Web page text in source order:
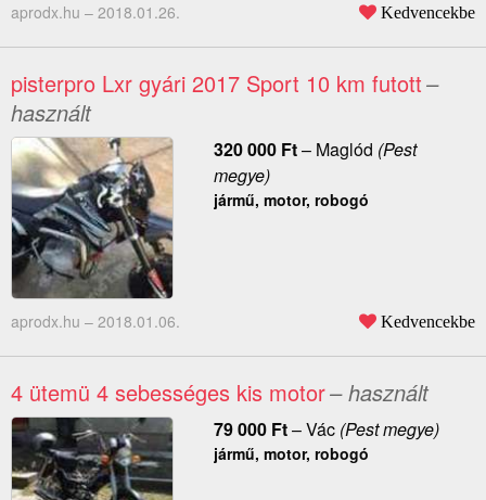
aprodx.hu – 2018.01.26. Kedvencekbe
pisterpro Lxr gyári 2017 Sport 10 km futott–
használt
320 000 Ft– Maglód (Pest
megye)
jármű, motor, robogó
aprodx.hu – 2018.01.06. Kedvencekbe
4 ütemü 4 sebességes kis motor– használt
79 000 Ft–Vác(Pest megye)
jármű, motor, robogó